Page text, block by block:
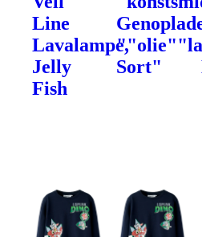
Line
Lavalampe,
Jelly
Fish
Sort"